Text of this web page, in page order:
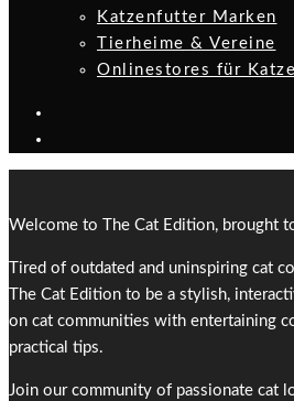
Katzenfutter Marken
Tierheime & Vereine
Onlinestores für
Welcome to The Cat Edition, brought
Tired of outdated and uninspiring cat
The Cat Edition to be a stylish,
on cat communities with entertaining
practical tips.
Join our community of passionate cat